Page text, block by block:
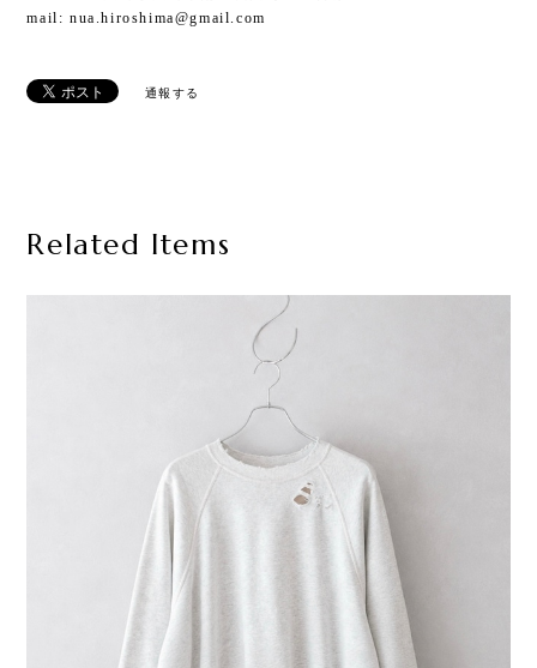
mail: nua.hiroshima@gmail.com
通報する
Related Items